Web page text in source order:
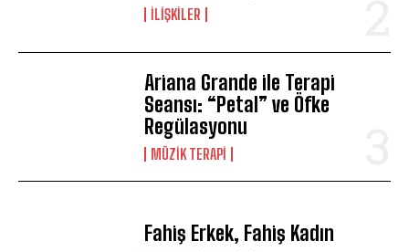
İLIŞKILER
Ariana Grande ile Terapi
Seansı: “Petal” ve Öfke
Regülasyonu
MÜZIK TERAPI
Fahiş Erkek, Fahiş Kadın